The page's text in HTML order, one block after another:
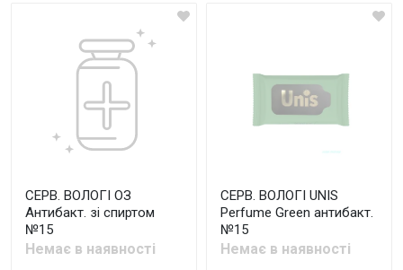
СЕРВ. ВОЛОГІ ОЗ
Антибакт. зі спиртом
№15
Немає в наявності
СЕРВ. ВОЛОГІ UNIS
Perfume Green антибакт.
№15
Немає в наявності